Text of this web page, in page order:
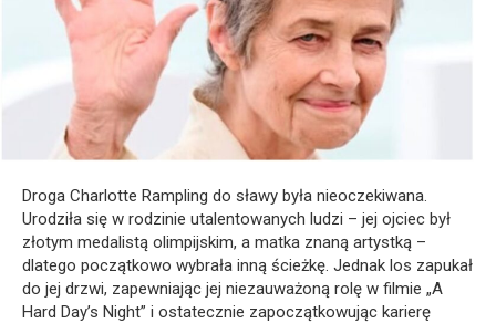
Droga Charlotte Rampling do sławy była nieoczekiwana.
Urodziła się w rodzinie utalentowanych ludzi – jej ojciec był
złotym medalistą olimpijskim, a matka znaną artystką –
dlatego początkowo wybrała inną ścieżkę. Jednak los zapukał
do jej drzwi, zapewniając jej niezauważoną rolę w filmie „A
Hard Day’s Night” i ostatecznie zapoczątkowując karierę